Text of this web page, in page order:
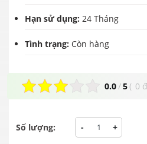
Hạn sử dụng: 24 Tháng
Tình trạng: Còn hàng
0.0 /5( 0
Số lượng: - +